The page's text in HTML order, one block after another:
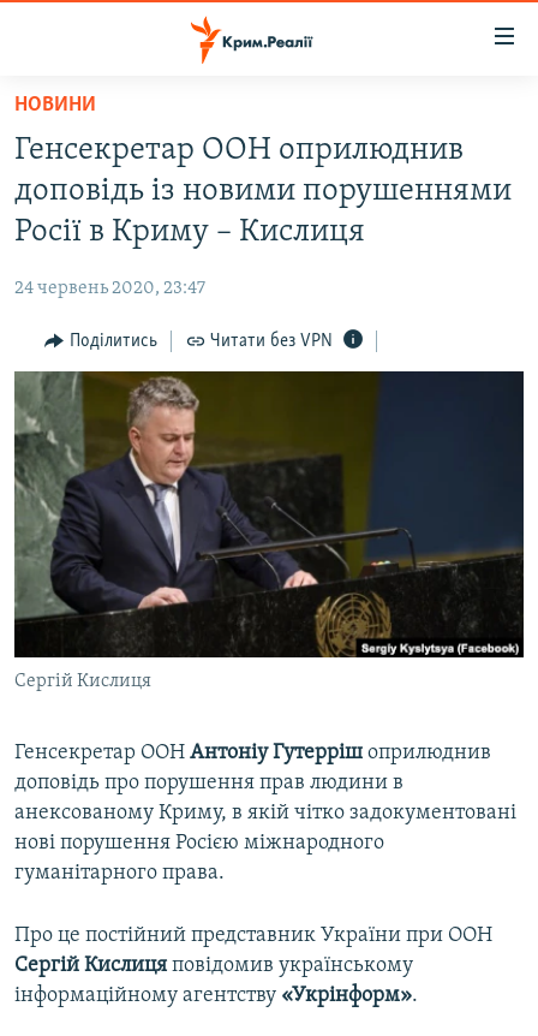
Перейти
основного
матеріалу
Перейти
до
основної
навігації
Перейти
до
пошуку
ВОДА.КРИМ
ВІДЕО ТА ФОТО
БЛОГИ
ПОГЛЯД
ІНТЕРВ'Ю
ВСЕ ЗА ДЕНЬ
СПЕЦПРОЕКТИ
ДЕПОРТАЦІЯ
ВІДЕОУРОКИ «ELIFBE»
СВІДЧЕННЯ ОКУПАЦІЇ
УКРАЇНСЬКА ПРОБЛЕМА КРИМУ
ІНФОГРАФІКА
ЯК ОБІЙТИ БЛОКУВАННЯ
Русский
Qırımtatar
ДОЛУЧАЙСЯ!
Усі сайти RFE/RL
НОВИНИ
Генсекретар ООН оприлюднив
доповідь із новими порушеннями
Росії в Криму – Кислиця
24 червень 2020, 23:47
Поділитись Читати без VPN
Сергій Кислиця
Генсекретар ООН Антоніу Гутерріш оприлюднив
доповідь про порушення прав людини в
анексованому Криму, в якій чітко задокументовані
нові порушення Росією міжнародного
гуманітарного права.
Про це постійний представник України при ООН
Сергій Кислиця повідомив українському
інформаційному агентству «Укрінформ».